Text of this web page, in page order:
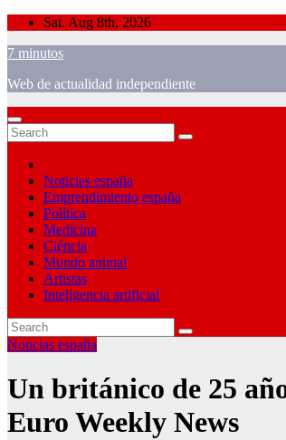
Skip
content
Sat. Aug 8th, 2026
7 minutos
Web de actualidad independiente
Noticias españa
Emprendimiento españa
Política
Medicina
Ciéncia
Mundo animal
Artistas
Inteligencia artificial
Noticias españa
Un británico de 25
Euro Weekly News